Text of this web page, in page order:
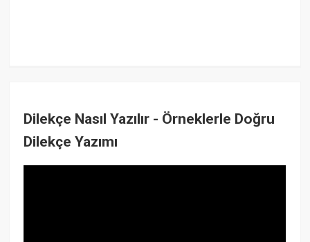
Dilekçe Nasıl Yazılır - Örneklerle Doğru
Dilekçe Yazımı